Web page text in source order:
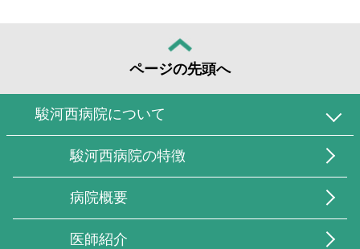
ページの先頭へ
駿河西病院について
駿河西病院の特徴
病院概要
医師紹介